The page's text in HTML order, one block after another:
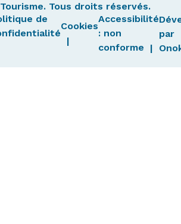
Tous droits réservés.
de
Cookies
Accessibilité
: non
conforme
par